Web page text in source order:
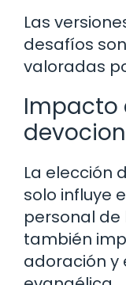
Las
desafíos
valoradas
Impacto
La elección
solo influye
personal de
también
adoración y